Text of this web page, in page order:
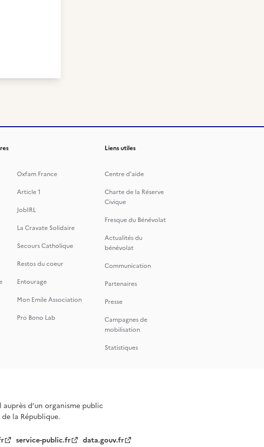
Oxfam France
Article 1
JobIRL
La Cravate Solidaire
Secours Catholique
Restos du coeur
Entourage
Mon Emile Association
Pro Bono Lab
Liens utiles
Centre d'aide
Charte de la Réserve
Civique
Fresque du Bénévolat
Actualités du
bénévolat
Communication
Partenaires
Presse
Campagnes de
mobilisation
Statistiques
d’un organisme public
la République.
service-public.fr data.gouv.fr